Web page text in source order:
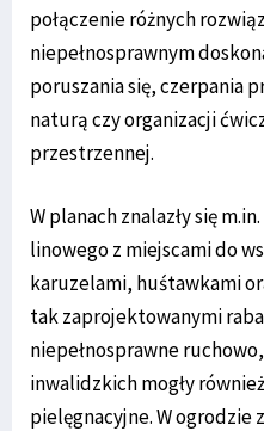
połączenie różnych
niepełnosprawnym
poruszania się, czerpania
naturą czy organizacji
przestrzennej.
W planach znalazły się
linowego z miejscami do
karuzelami, huśtawkami
tak zaprojektowanymi
niepełnosprawne
inwalidzkich mogły
pielęgnacyjne. W ogrodzie